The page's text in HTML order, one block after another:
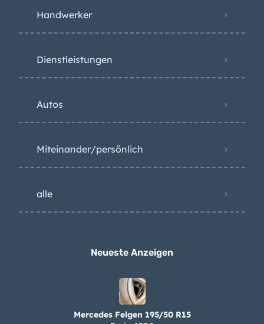
Handwerker
Dienstleistungen
Autos
Miteinander/persönlich
alle
Neueste Anzeigen
Mercedes Felgen 195/50 R15